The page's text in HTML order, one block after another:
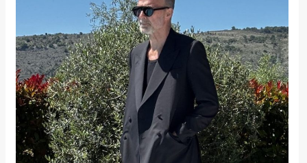
Urban
Magazin